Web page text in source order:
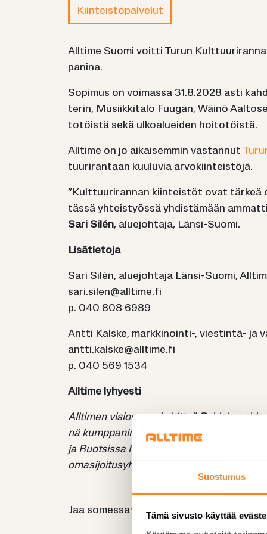
Suostumus
Tämä sivusto käyttää
Kiin­teis­tö­pal­ve­lut
All­ti­me Suomi voit­ti Turun
pa­ni­na.
So­pi­mus on voi­mas­sa 31.8.2028 asti
te­rin, Musiik­ki­ta­lo Fuu­gan, Wäinö
to­töis­tä sekä ul­koa­luei­den hoi­to­töis­tä.
All­ti­me on jo ai­kai­sem­min vas­tan­nut
tuu­ri­ran­taan kuu­lu­via ar­vo­kiin­teis­tö­jä.
”Kult­tuu­ri­ran­nan kiin­teis­töt ovat tär­keä
tässä yh­teis­työs­sä yh­dis­tä­mään
Sari Silén, alue­joh­ta­ja, Länsi-​Suomi.
Li­sä­tie­to­ja
Sari Silén, alue­joh­ta­ja Länsi-​Suomi,
sari.silen@all­ti­me.fi
p. 040 808 6989
Antti Kals­ke, markkinointi-​​​​, viestintä-​​​​ ja
antti.kals­ke@all­ti­me.fi
p. 040 569 1534
All­ti­me ly­hyes­ti
All­ti­men vi­sio­na on ke­hit­tyä
nä kump­pa­ni­na kiin­teis­tö­pal­ve­lut,
ja Ruot­sis­sa hel­pot­ta­vat asiak­kai­dem­me
oma­si­joi­tus­yh­tiö MB Ra­has­tot yh­des­sä
Jaa so­mes­sa